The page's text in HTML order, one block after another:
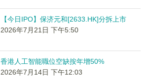
【今日IPO】保济元和[2633.HK]分拆上市
2026年7月21日 下午5:50
香港人工智能職位空缺按年增50%
2026年7月14日 下午12:03